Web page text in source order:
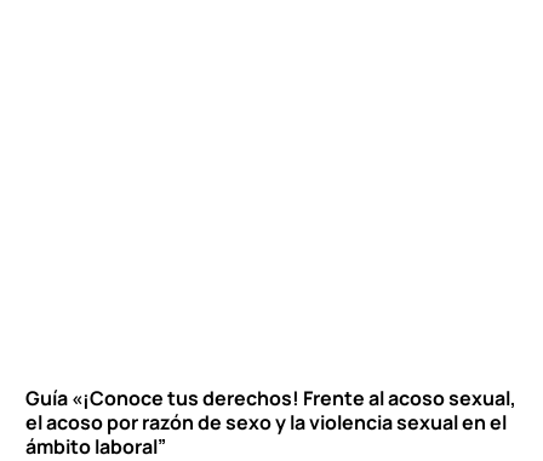
Guía «¡Conoce tus derechos! Frente al acoso sexual,
el acoso por razón de sexo y la violencia sexual en el
ámbito laboral”